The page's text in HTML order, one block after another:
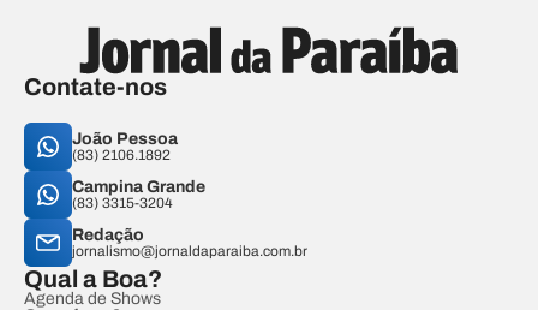
Contate-nos
João Pessoa
(83) 2106.1892
Campina Grande
(83) 3315-3204
Redação
jornalismo@jornaldaparaiba.com.br
Qual a Boa?
Agenda de Shows